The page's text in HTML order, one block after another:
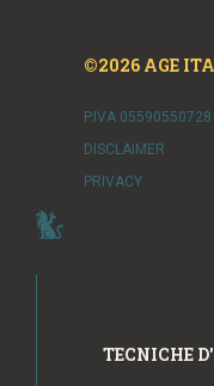
©2026 AGE
P.IVA 05590550728
DISCLAIMER
PRIVACY
TECNICHE